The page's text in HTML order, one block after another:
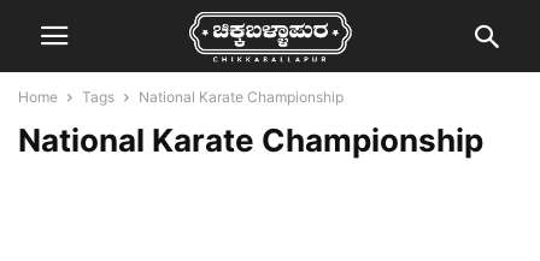
Home Tags National Karate Championship
National Karate Championship